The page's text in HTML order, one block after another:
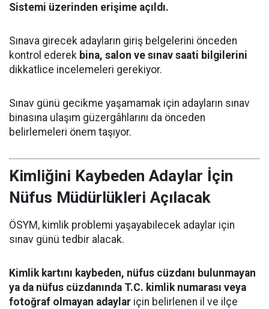
Sistemi üzerinden erişime açıldı.
Sınava girecek adayların giriş belgelerini önceden
kontrol ederek bina, salon ve sınav saati bilgilerini
dikkatlice incelemeleri gerekiyor.
Sınav günü gecikme yaşamamak için adayların sınav
binasına ulaşım güzergâhlarını da önceden
belirlemeleri önem taşıyor.
Kimliğini Kaybeden Adaylar İçin
Nüfus Müdürlükleri Açılacak
ÖSYM, kimlik problemi yaşayabilecek adaylar için
sınav günü tedbir alacak.
Kimlik kartını kaybeden, nüfus cüzdanı bulunmayan
ya da nüfus cüzdanında T.C. kimlik numarası veya
fotoğraf olmayan adaylar için belirlenen il ve ilçe